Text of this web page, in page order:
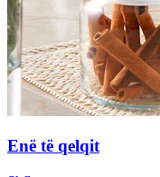
Enë të qelqit